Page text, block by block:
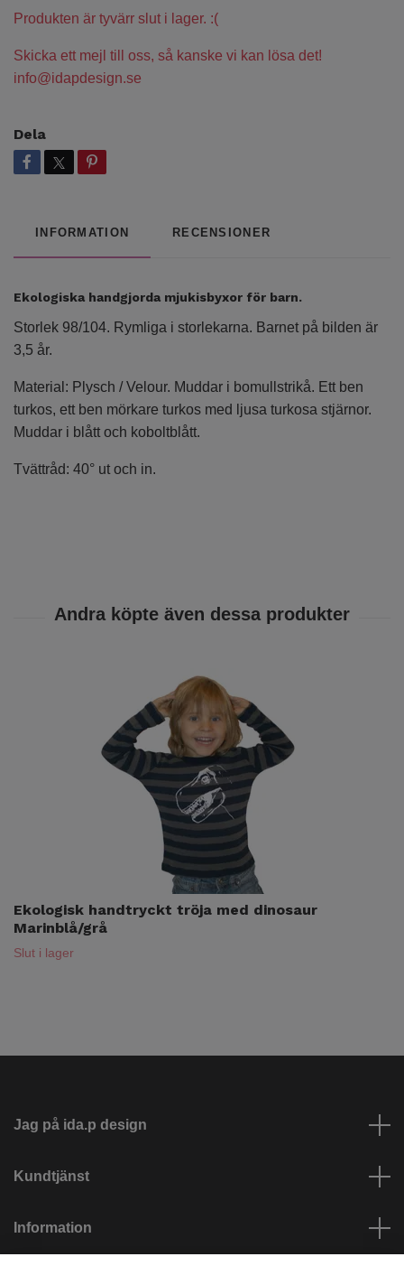
Produkten är tyvärr slut i lager. :(
Skicka ett mejl till oss, så kanske vi kan lösa det!
info@idapdesign.se
Dela
INFORMATION RECENSIONER
Ekologiska handgjorda mjukisbyxor för barn.
Storlek 98/104. Rymliga i storlekarna. Barnet på bilden är
3,5 år.
Material: Plysch / Velour. Muddar i bomullstrikå. Ett ben
turkos, ett ben mörkare turkos med ljusa turkosa stjärnor.
Muddar i blått och koboltblått.
Tvättråd: 40° ut och in.
Ekologisk handtryckt tröja med dinosaur
Marinblå/grå
Slut i lager
Jag på ida.p design
Kundtjänst
Information